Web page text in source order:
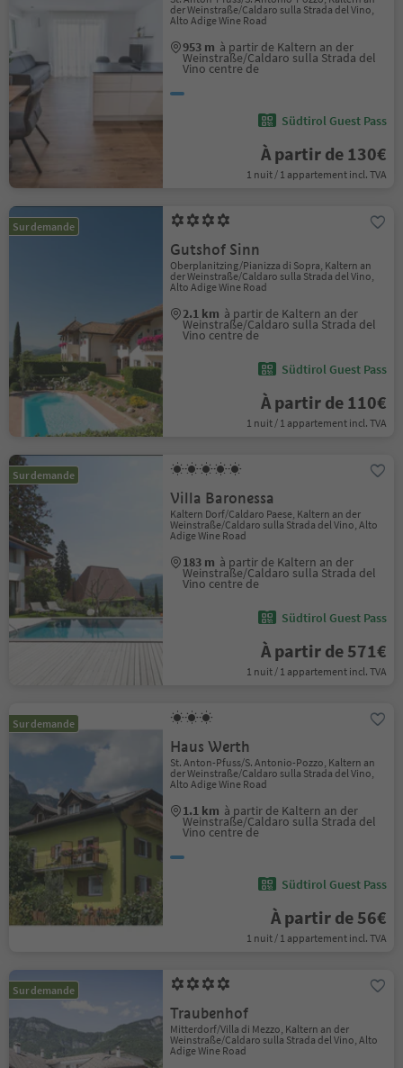
der Weinstraße/Caldaro sulla Strada del Vino,
Alto Adige Wine Road
953 m à partir de Kaltern an der
Weinstraße/Caldaro sulla Strada del
Vino centre de
Südtirol Guest Pass
À partir de 130€
1 nuit / 1 appartement incl. TVA
Sur demande
Gutshof Sinn
Oberplanitzing/Pianizza di Sopra, Kaltern an
der Weinstraße/Caldaro sulla Strada del Vino,
Alto Adige Wine Road
2.1 km à partir de Kaltern an der
Weinstraße/Caldaro sulla Strada del
Vino centre de
Südtirol Guest Pass
À partir de 110€
1 nuit / 1 appartement incl. TVA
Sur demande
Villa Baronessa
Kaltern Dorf/Caldaro Paese, Kaltern an der
Weinstraße/Caldaro sulla Strada del Vino, Alto
Adige Wine Road
183 m à partir de Kaltern an der
Weinstraße/Caldaro sulla Strada del
Vino centre de
Südtirol Guest Pass
À partir de 571€
1 nuit / 1 appartement incl. TVA
Sur demande
Haus Werth
St. Anton-Pfuss/S. Antonio-Pozzo, Kaltern an
der Weinstraße/Caldaro sulla Strada del Vino,
Alto Adige Wine Road
1.1 km à partir de Kaltern an der
Weinstraße/Caldaro sulla Strada del
Vino centre de
Südtirol Guest Pass
À partir de 56€
1 nuit / 1 appartement incl. TVA
Sur demande
Traubenhof
Mitterdorf/Villa di Mezzo, Kaltern an der
Weinstraße/Caldaro sulla Strada del Vino, Alto
Adige Wine Road